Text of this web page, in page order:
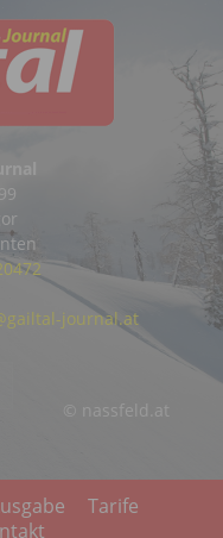
© nassfeld.at
journal.at
Tarife